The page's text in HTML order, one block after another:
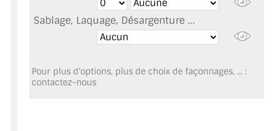
MIROIR POUR PORTE
MIROIR PAROI DE DOUCHE
Sablage, Laquage, Désargenture ...
Pour plus d'options, plus de choix de façonnages, ... :
contactez-nous